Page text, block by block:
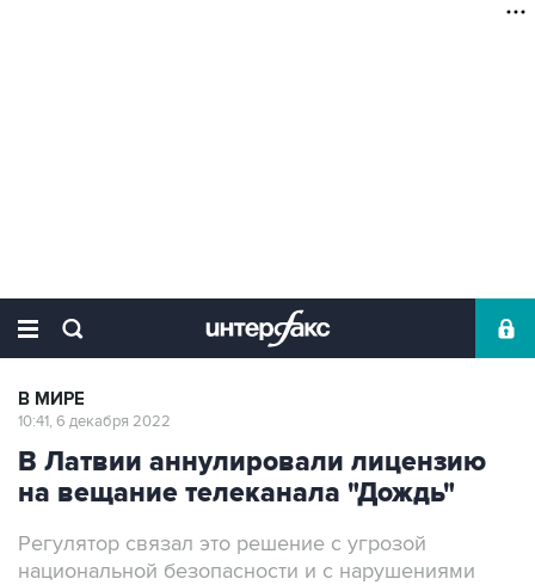
В МИРЕ
10:41, 6 декабря 2022
В Латвии аннулировали лицензию
на вещание телеканала "Дождь"
Регулятор связал это решение с угрозой
национальной безопасности и с нарушениями